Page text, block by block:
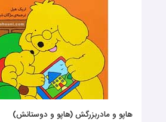
هاپو و مادربزرگش (هاپو و دوستانش)